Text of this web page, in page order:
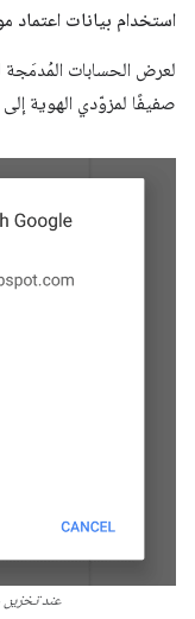
استخدام بيانات
لعرض الحسابات
صفيفًا لمزوّدي الهوية
عند تخزين